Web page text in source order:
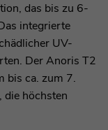
das bis zu 6-
integrierte
UV-
Der Anoris T2
bis ca. zum 7.
die höchsten